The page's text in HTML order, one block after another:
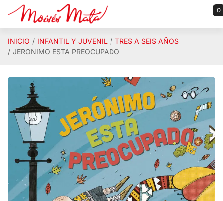
Saltar al contenido principal 0
INICIO INFANTIL Y JUVENIL
TRES A SEIS AÑOS
JERONIMO ESTA PREOCUPADO